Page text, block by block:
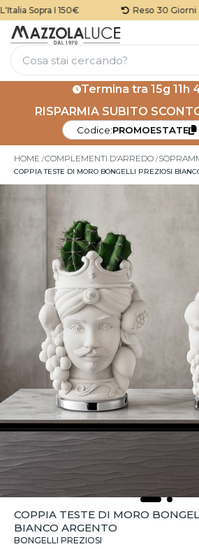
Sopra I 150€ Reso 30 Giorni
Termina tra 15g 11h
RISPARMIA SUBITO
Codice:PROMOESTATE
HOME COMPLEMENTI D'ARREDO
COPPIA TESTE DI MORO BONGELLI PREZIOSI
COPPIA TESTE DI MORO
BIANCO ARGENTO
BONGELLI PREZIOSI